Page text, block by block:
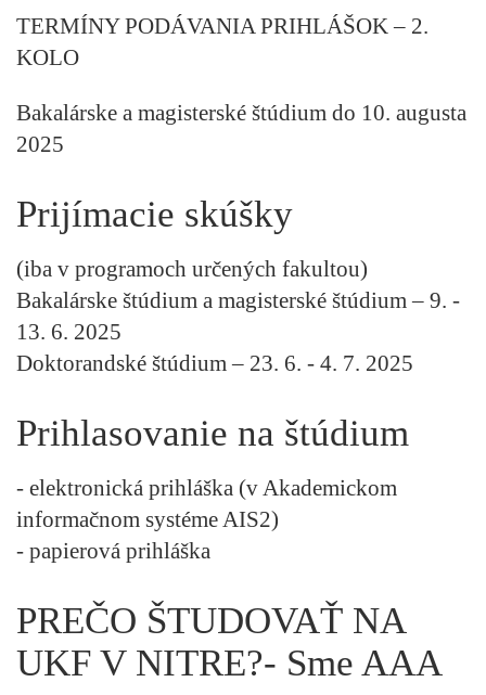
TERMÍNY PODÁVANIA PRIHLÁŠOK – 2.
KOLO
Bakalárske a magisterské štúdium do 10. augusta
2025
Prijímacie skúšky
(iba v programoch určených fakultou)
Bakalárske štúdium a magisterské štúdium – 9. -
13. 6. 2025
Doktorandské štúdium – 23. 6. - 4. 7. 2025
Prihlasovanie na štúdium
- elektronická prihláška (v Akademickom
informačnom systéme AIS2)
- papierová prihláška
PREČO ŠTUDOVAŤ NA
UKF V NITRE?- Sme AAA